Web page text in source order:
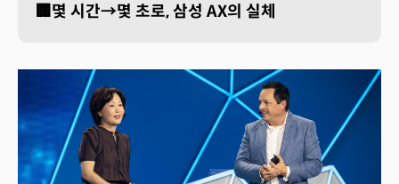
🏢몇 시간→몇 초로, 삼성 AX의 실체